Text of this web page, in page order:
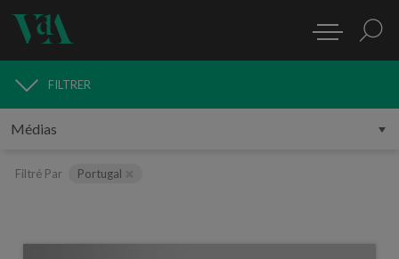
MÉDIAS
FILTRER
Filtré Par Portugal